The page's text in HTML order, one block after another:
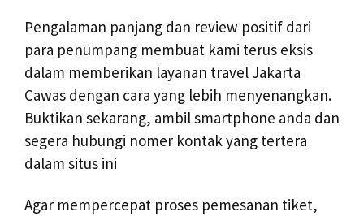
Pengalaman panjang dan review positif dari
para penumpang membuat kami terus eksis
dalam memberikan layanan travel Jakarta
Cawas dengan cara yang lebih menyenangkan.
Buktikan sekarang, ambil smartphone anda dan
segera hubungi nomer kontak yang tertera
dalam situs ini
Agar mempercepat proses pemesanan tiket,